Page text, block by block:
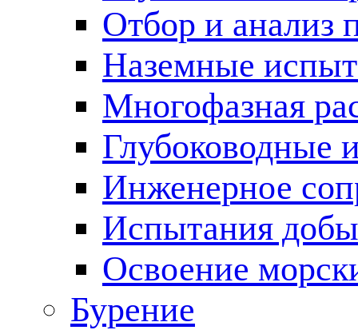
Отбор и анализ
Наземные
Многофазная
Глубоководные
Инженерное
Испытания
Освоение
Бурение